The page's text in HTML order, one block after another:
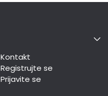
Kontakt
Registrujte se
Prijavite se